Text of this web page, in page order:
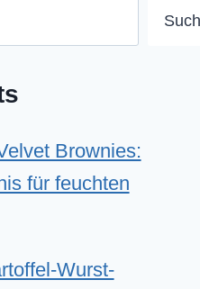
Brownies:
für feuchten
Wurst-